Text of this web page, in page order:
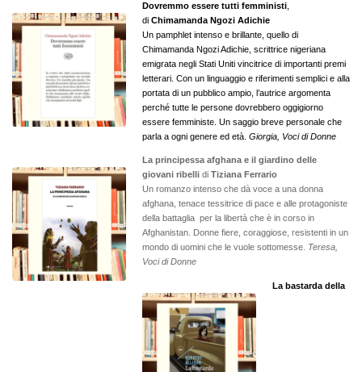
Dovremmo essere tutti femministi
di Chimamanda Ngozi Adichie
Un pamphlet intenso e brillante, quello di
Chimamanda Ngozi Adichie, scrittrice nigeriana
emigrata negli Stati Uniti vincitrice di importanti premi
letterari. Con un linguaggio e riferimenti semplici e alla
portata di un pubblico ampio, l’autrice argomenta
perché tutte le persone dovrebbero oggigiorno
essere femministe. Un saggio breve personale che
parla a ogni genere ed età. Giorgia, Voci di Donne
La principessa afghana e il giardino delle
giovani ribelli di Tiziana Ferrario
Un romanzo intenso che dà voce a una donna
afghana, tenace tessitrice di pace e alle protagoniste
della battaglia per la libertà che è in corso in
Afghanistan. Donne fiere, coraggiose, resistenti in un
mondo di uomini che le vuole sottomesse. Teresa,
Voci di Donne
La bastarda della